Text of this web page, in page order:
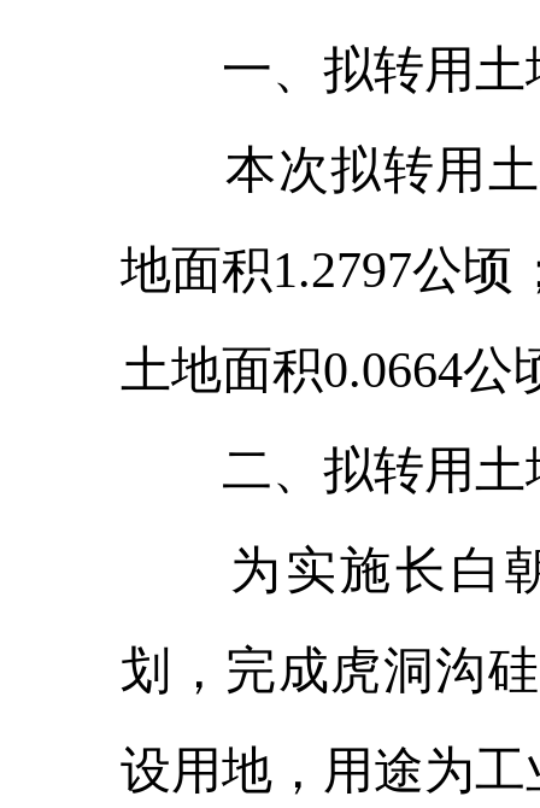
一、拟转用土
本次拟转用土
地面积1.2797公
土地面积0.0664
二、拟转用土
为实施长白朝
划，完成虎洞沟
设用地，用途为